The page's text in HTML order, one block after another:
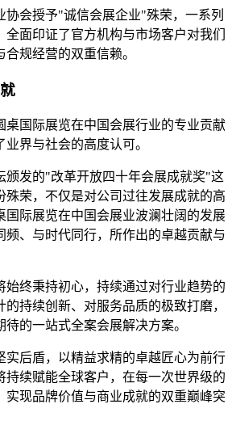
协会授予"诚信会展企业"殊荣，一系列
面印证了官方机构与市场客户对我们
规经营的双重信赖。
桌国际展览在中国会展行业的专业贡献
界与社会的高度认可。
颁发的"改革开放四十年会展成就奖"这
殊荣，不仅是对公司过往发展成就的高
国际展览在中国会展业波澜壮阔的发展
频、与时代同行，所作出的卓越贡献与
始终秉持初心，持续通过对行业趋势的
持续创新、对服务品质的极致打磨，
的一站式全案会展解决方案。
实后盾，以精益求精的卓越匠心为前行
持续赋能全球客户，在每一次世界级的
实现品牌价值与商业成就的双重巅峰突